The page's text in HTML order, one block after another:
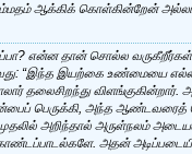
ஆக்கிக் கொள்கின்றேன்
என்ன தான் சொல்ல
“இந்த இயற்கை உண்மையை
தலைசிறந்து
பெருக்கி, அந்த ஆண்டவரைத்
அறிந்தால் அருள்நலம்
அதன்